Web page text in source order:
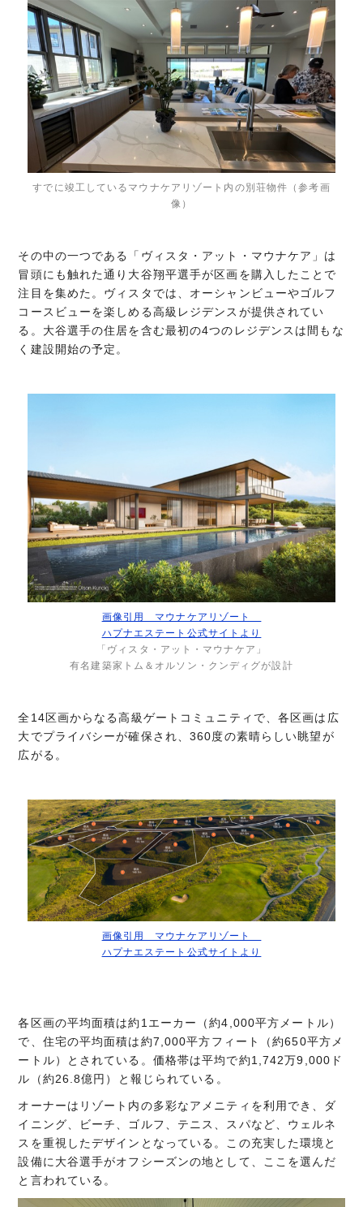
すでに竣工しているマウナケアリゾート内の別荘物件（参考画
像）
その中の一つである「ヴィスタ・アット・マウナケア」は
冒頭にも触れた通り大谷翔平選手が区画を購入したことで
注目を集めた。ヴィスタでは、オーシャンビューやゴルフ
コースビューを楽しめる高級レジデンスが提供されてい
る。大谷選手の住居を含む最初の4つのレジデンスは間もな
く建設開始の予定。
画像引用 マウナケアリゾート
ハプナエステート公式サイトより
「ヴィスタ・アット・マウナケア」
有名建築家トム＆オルソン・クンディグが設計
全14区画からなる高級ゲートコミュニティで、各区画は広
大でプライバシーが確保され、360度の素晴らしい眺望が
広がる。
画像引用 マウナケアリゾート
ハプナエステート公式サイトより
各区画の平均面積は約1エーカー（約4,000平方メートル）
で、住宅の平均面積は約7,000平方フィート（約650平方メ
ートル）とされている。価格帯は平均で約1,742万9,000ド
ル（約26.8億円）と報じられている。
オーナーはリゾート内の多彩なアメニティを利用でき、ダ
イニング、ビーチ、ゴルフ、テニス、スパなど、ウェルネ
スを重視したデザインとなっている。この充実した環境と
設備に大谷選手がオフシーズンの地として、ここを選んだ
と言われている。